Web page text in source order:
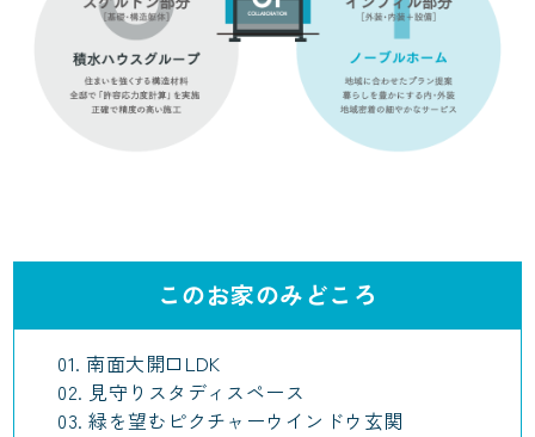
このお家のみどころ
01. 南面大開口LDK
02. 見守りスタディスペース
03. 緑を望むピクチャーウインドウ玄関